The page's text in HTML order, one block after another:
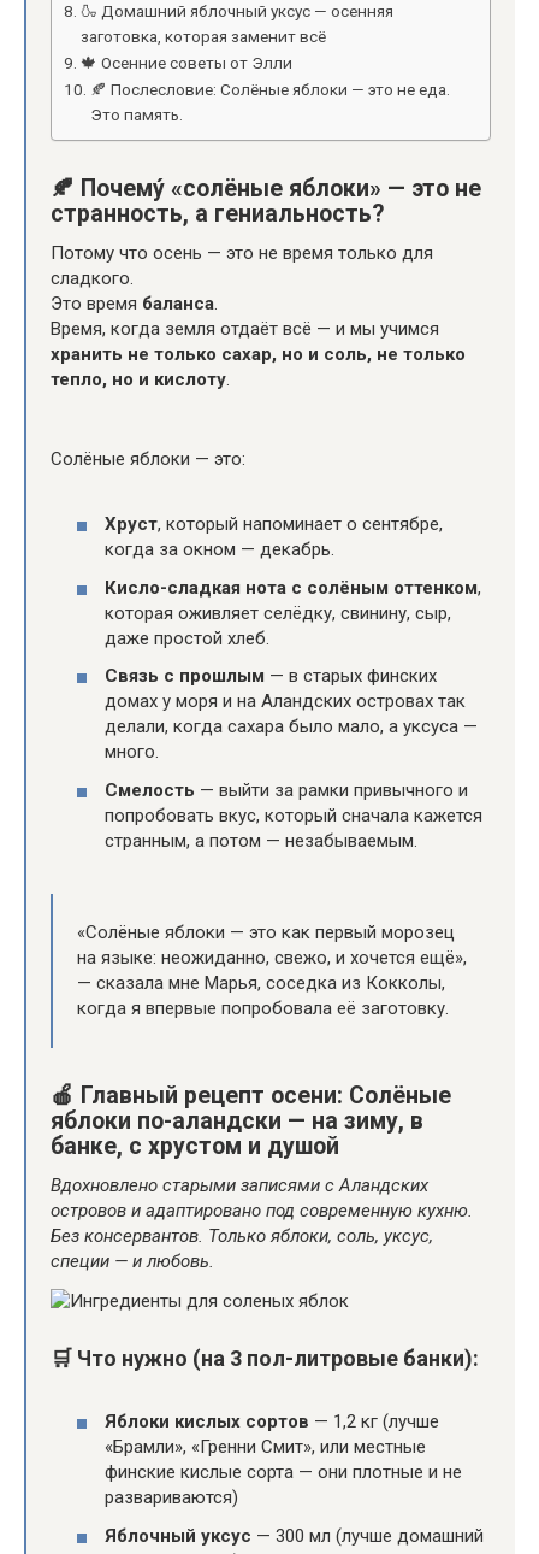
🍶 Домашний яблочный уксус — осенняя
заготовка, которая заменит всё
🍁 Осенние советы от Элли
🍂 Послесловие: Солёные яблоки — это не еда.
Это память.
🍂 Почемý «солёные яблоки» — это не
странность, а гениальность?
Потому что осень — это не время только для
сладкого.
Это время баланса.
Время, когда земля отдаёт всё — и мы учимся
хранить не только сахар, но и соль, не только
тепло, но и кислоту.
Солёные яблоки — это:
Хруст, который напоминает о сентябре,
когда за окном — декабрь.
Кисло-сладкая нота с солёным оттенком,
которая оживляет селёдку, свинину, сыр,
даже простой хлеб.
Связь с прошлым — в старых финских
домах у моря и на Аландских островах так
делали, когда сахара было мало, а уксуса —
много.
Смелость — выйти за рамки привычного и
попробовать вкус, который сначала кажется
странным, а потом — незабываемым.
«Солёные яблоки — это как первый морозец
на языке: неожиданно, свежо, и хочется ещё»,
— сказала мне Марья, соседка из Кокколы,
когда я впервые попробовала её заготовку.
🍎 Главный рецепт осени: Солёные
яблоки по-аландски — на зиму, в
банке, с хрустом и душой
Вдохновлено старыми записями с Аландских
островов и адаптировано под современную кухню.
Без консервантов. Только яблоки, соль, уксус,
специи — и любовь.
🛒 Что нужно (на 3 пол-литровые банки):
Яблоки кислых сортов — 1,2 кг (лучше
«Брамли», «Гренни Смит», или местные
финские кислые сорта — они плотные и не
развариваются)
Яблочный уксус — 300 мл (лучше домашний